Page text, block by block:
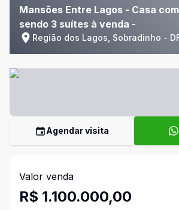
Mansões Entre Lagos - Casa
sendo 3 suítes à venda -
Região dos Lagos, Sobradinho -
Agendar visita
Valor venda
R$ 1.100.000,00